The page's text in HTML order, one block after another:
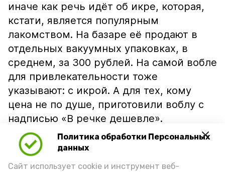
Политика обработки Персональных
данных
Сайт использует cookie и инструмент веб-
иначе как речь идёт об икре, которая,
кстати, является популярным
лакомством. На базаре её продают в
отдельных вакуумных упаковках, в
среднем, за 300 рублей. На самой вобле
для привлекательности тоже
указывают: с икрой. А для тех, кому
цена не по душе, приготовили воблу с
надписью «В речке дешевле».